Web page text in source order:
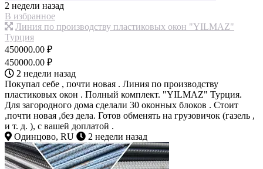
2 недели назад
В избранное
Линия по производству пластиковых окон "YILMAZ"
Турция
450000.00 ₽
450000.00 ₽
2 недели назад
Покупал себе , почти новая . Линия по производству
пластиковых окон . Полный комплект. "YILMAZ" Турция.
Для загородного дома сделали 30 оконных блоков . Стоит
,почти новая ,без дела. Готов обменять на грузовичок (газель ,
и т. д. ), с вашей доплатой .
Одинцово, RU
2 недели назад